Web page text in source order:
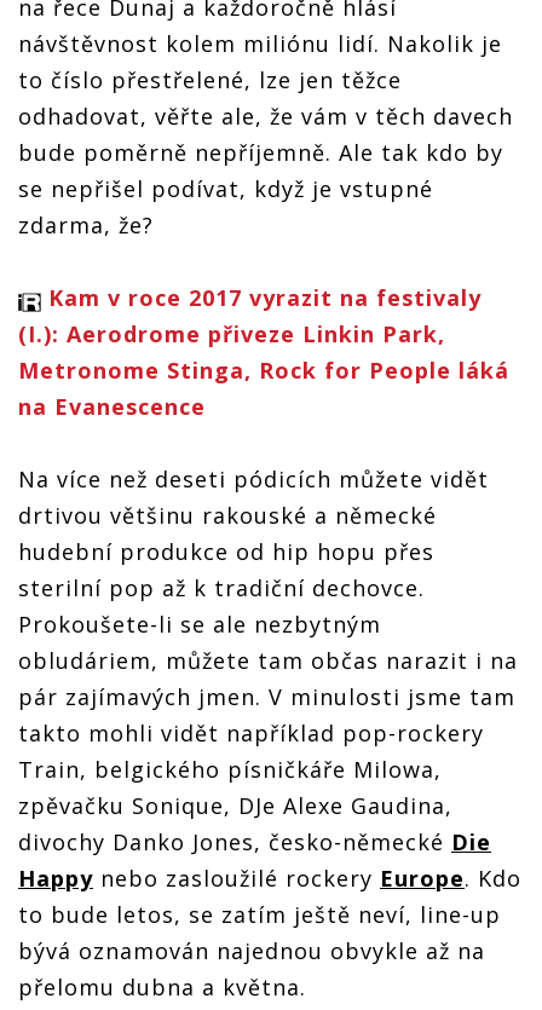
na řece Dunaj a každoročně hlásí
návštěvnost kolem miliónu lidí. Nakolik je
to číslo přestřelené, lze jen těžce
odhadovat, věřte ale, že vám v těch davech
bude poměrně nepříjemně. Ale tak kdo by
se nepřišel podívat, když je vstupné
zdarma, že?
Kam v roce 2017 vyrazit na festivaly
(I.): Aerodrome přiveze Linkin Park,
Metronome Stinga, Rock for People láká
na Evanescence
Na více než deseti pódicích můžete vidět
drtivou většinu rakouské a německé
hudební produkce od hip hopu přes
sterilní pop až k tradiční dechovce.
Prokoušete-li se ale nezbytným
obludáriem, můžete tam občas narazit i na
pár zajímavých jmen. V minulosti jsme tam
takto mohli vidět například pop-rockery
Train, belgického písničkáře Milowa,
zpěvačku Sonique, DJe Alexe Gaudina,
divochy Danko Jones, česko-německé Die
Happy nebo zasloužilé rockery Europe. Kdo
to bude letos, se zatím ještě neví, line-up
bývá oznamován najednou obvykle až na
přelomu dubna a května.